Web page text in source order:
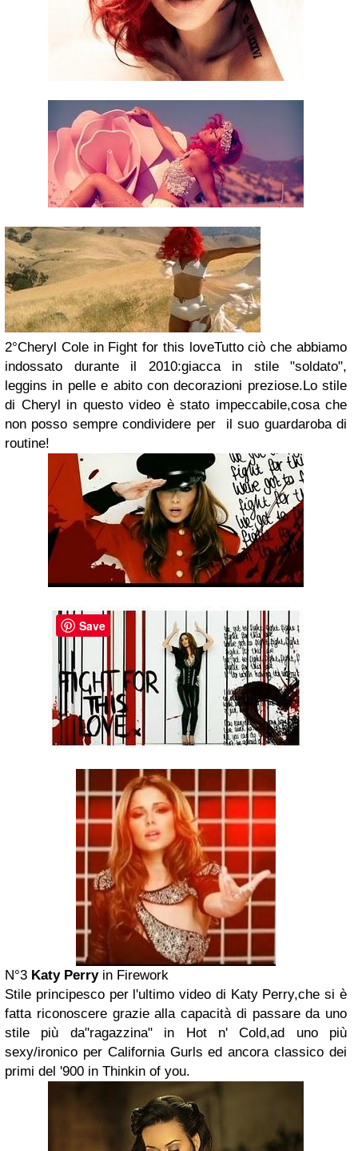
2°Cheryl Cole in Fight for this loveTutto ciò che abbiamo
indossato durante il 2010:giacca in stile "soldato",
leggins in pelle e abito con decorazioni preziose.Lo stile
di Cheryl in questo video è stato impeccabile,cosa che
non posso sempre condividere per il suo guardaroba di
routine!
N°3 Katy Perryin Firework
Stile principesco per l'ultimo video di Katy Perry,che si è
fatta riconoscere grazie alla capacità di passare da uno
stile più da"ragazzina" in Hot n' Cold,ad uno più
sexy/ironico per California Gurls ed ancora classico dei
primi del '900 in Thinkin of you.
Save